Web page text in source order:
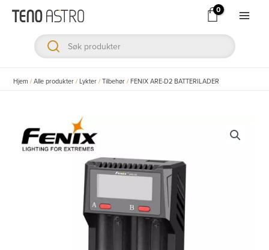
Hopp
innholdet
Hjem /Alle produkter /Lykter /Tilbehør /FENIX ARE-D2 BATTERILADER